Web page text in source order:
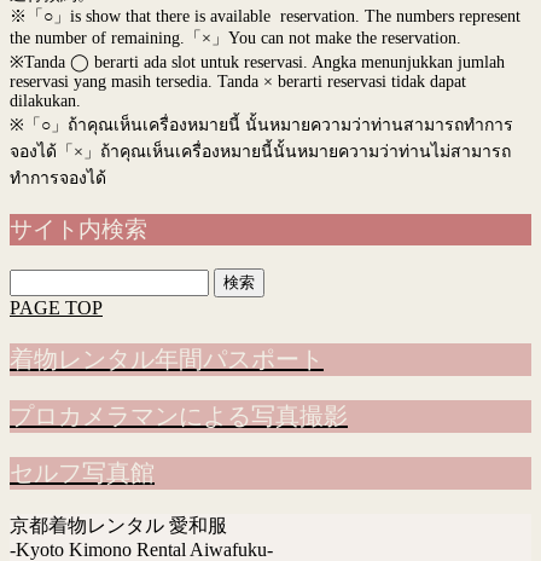
※「○」is show that there is available reservation. The numbers represent
the number of remaining.「×」You can not make the reservation.
※Tanda ◯ berarti ada slot untuk reservasi. Angka menunjukkan jumlah
reservasi yang masih tersedia. Tanda × berarti reservasi tidak dapat
dilakukan.
※ 「○」ถ้าคุณเห็นเครื่องหมายนี้ นั้นหมายความว่าท่านสามารถทำการ
จองได้「×」ถ้าคุณเห็นเครื่องหมายนี้นั้นหมายความว่าท่านไม่สามารถ
ทำการจองได้
サイト内検索
索:
PAGE TOP
着物レンタル年間パスポート
プロカメラマンによる写真撮影
セルフ写真館
京都着物レンタル 愛和服
-Kyoto Kimono Rental Aiwafuku-